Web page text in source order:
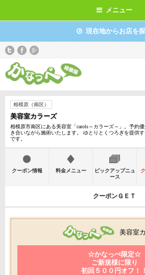
メニュー
現在地からお店を
相模原（南区）
美容室カラーズ
相模原市南区にある美容室「carols～カラーズ～」。予約
き合いながら施術いたします。 ゆとりとくつろぎを提供
です。
クーポン情報 料金メニュー
ピックアップニュ
ース
クーポンＧＥＴ
美容室
☆かなっぺ限定☆
ご新規様に限り
初回５００円オフ！！